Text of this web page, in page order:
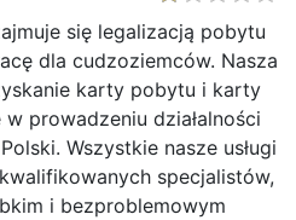
się legalizacją pobytu
dla cudzoziemców. Nasza
karty pobytu i karty
prowadzeniu działalności
Wszystkie nasze usługi
specjalistów,
i bezproblemowym